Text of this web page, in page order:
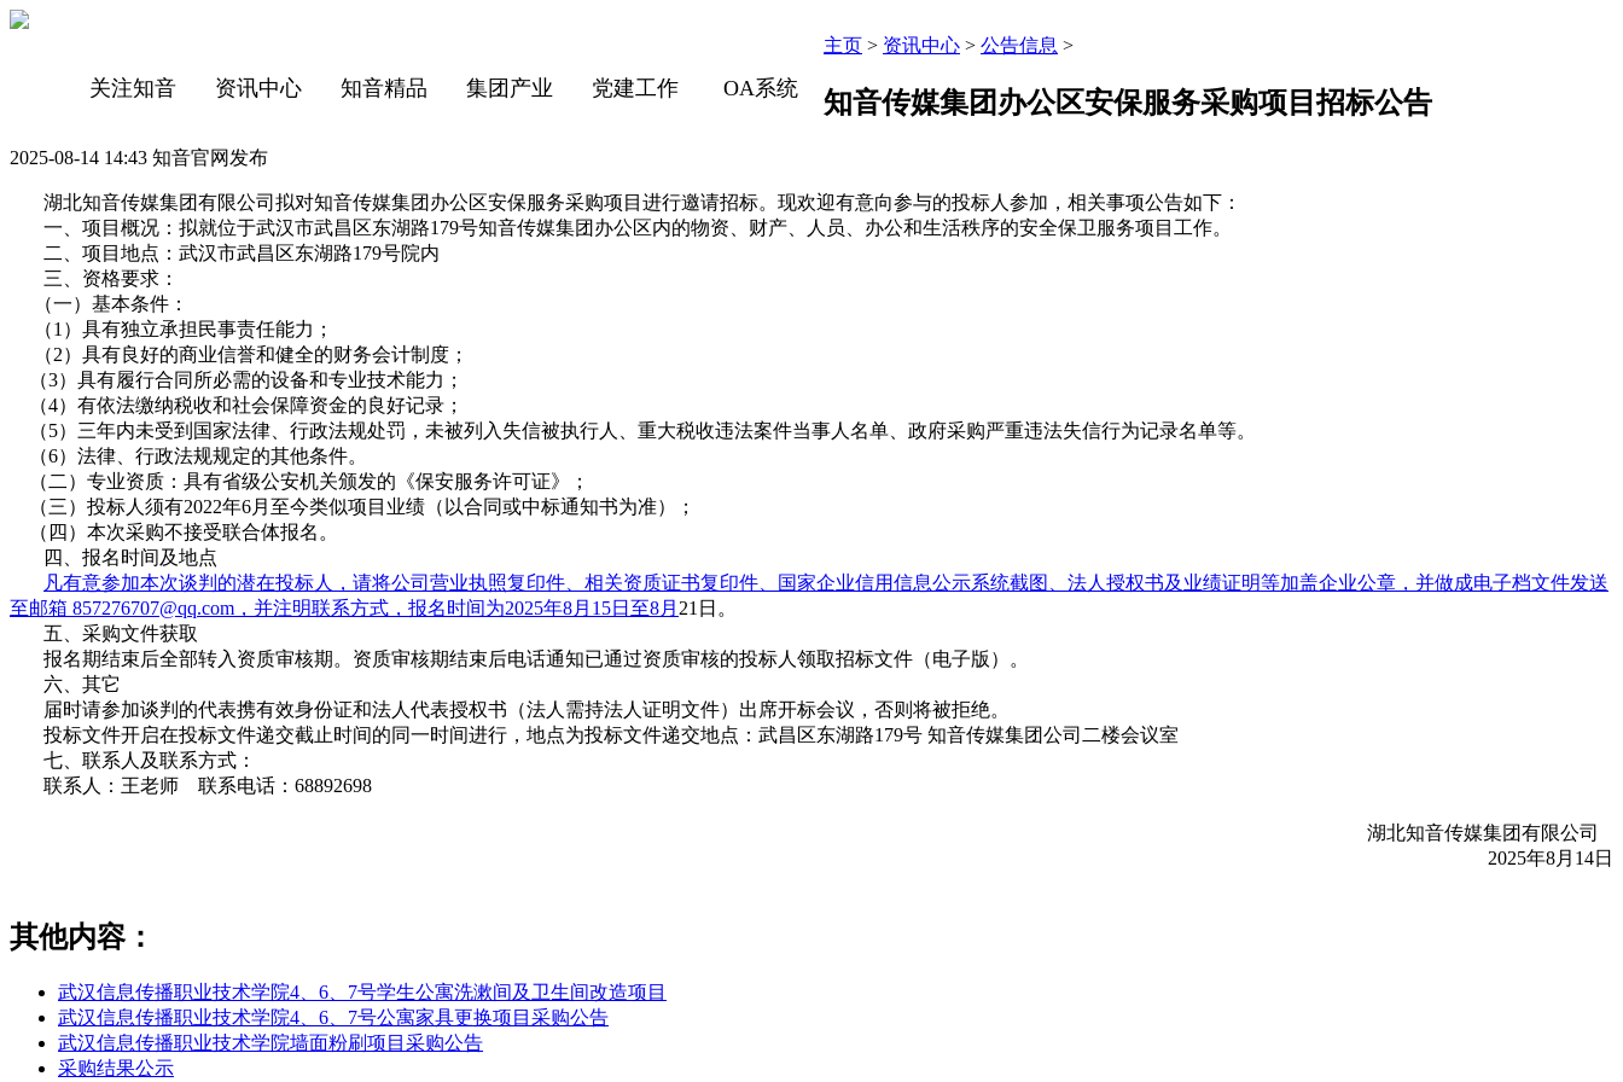
关注知音 资讯中心 知音精品 集团产业 党建工作 OA系统
主页 > 资讯中心 > 公告信息 >
知音传媒集团办公区安保服务采购项目招标公告
2025-08-14 14:43 知音官网发布
湖北知音传媒集团有限公司拟对知音传媒集团办公区安保服务采购项目进行邀请招标。现欢迎有意向参与的投标人参加，相关事项公告如下：
一、项目概况：拟就位于武汉市武昌区东湖路179号知音传媒集团办公区内的物资、财产、人员、办公和生活秩序的安全保卫服务项目工作。
二、项目地点：武汉市武昌区东湖路179号院内
三、资格要求：
（一）基本条件：
（1）具有独立承担民事责任能力；
（2）具有良好的商业信誉和健全的财务会计制度；
（3）具有履行合同所必需的设备和专业技术能力；
（4）有依法缴纳税收和社会保障资金的良好记录；
（5）三年内未受到国家法律、行政法规处罚，未被列入失信被执行人、重大税收违法案件当事人名单、政府采购严重违法失信行为记录名单等。
（6）法律、行政法规规定的其他条件。
（二）专业资质：具有省级公安机关颁发的《保安服务许可证》；
（三）投标人须有2022年6月至今类似项目业绩（以合同或中标通知书为准）；
（四）本次采购不接受联合体报名。
四、报名时间及地点
凡有意参加本次谈判的潜在投标人，请将公司营业执照复印件、相关资质证书复印件、国家企业信用信息公示系统截图、法人授权书及业绩证明等加盖企业公章，并做成电子档文件发送
至邮箱 857276707@qq.com，并注明联系方式，报名时间为2025年8月15日至8月 21日。
五、采购文件获取
报名期结束后全部转入资质审核期。资质审核期结束后电话通知已通过资质审核的投标人领取招标文件（电子版）。
六、其它
届时请参加谈判的代表携有效身份证和法人代表授权书（法人需持法人证明文件）出席开标会议，否则将被拒绝。
投标文件开启在投标文件递交截止时间的同一时间进行，地点为投标文件递交地点：武昌区东湖路179号 知音传媒集团公司二楼会议室
七、联系人及联系方式：
联系人：王老师 联系电话：68892698
湖北知音传媒集团有限公司
2025年8月14日
其他内容：
武汉信息传播职业技术学院4、6、7号学生公寓洗漱间及卫生间改造项目
武汉信息传播职业技术学院4、6、7号公寓家具更换项目采购公告
武汉信息传播职业技术学院墙面粉刷项目采购公告
采购结果公示